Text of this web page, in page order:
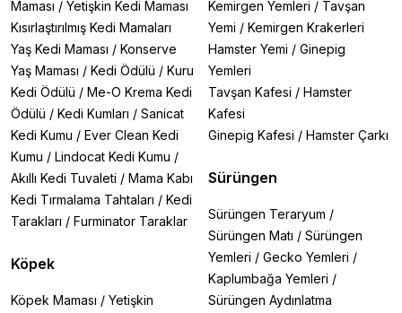
Maması / Yetişkin Kedi Maması
Kısırlaştırılmış Kedi Mamaları
Yaş Kedi Maması / Konserve
Yaş Maması / Kedi Ödülü / Kuru
Kedi Ödülü / Me-O Krema Kedi
Ödülü / Kedi Kumları / Sanicat
Kedi Kumu / Ever Clean Kedi
Kumu / Lindocat Kedi Kumu /
Akıllı Kedi Tuvaleti / Mama Kabı
Kedi Tırmalama Tahtaları / Kedi
Tarakları / Furminator Taraklar
Köpek
Köpek Maması / Yetişkin
Kemirgen Yemleri / Tavşan
Yemi / Kemirgen Krakerleri
Hamster Yemi / Ginepig
Yemleri
Tavşan Kafesi / Hamster
Kafesi
Ginepig Kafesi / Hamster Çarkı
Sürüngen
Sürüngen Teraryum /
Sürüngen Matı / Sürüngen
Yemleri / Gecko Yemleri /
Kaplumbağa Yemleri /
Sürüngen Aydınlatma